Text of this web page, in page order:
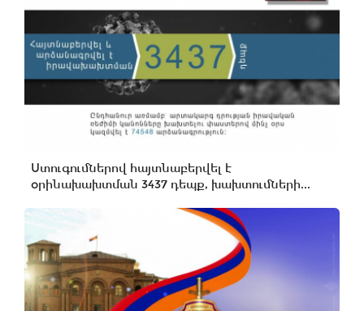
Ստուգումներով հայտնաբերվել է
օրինախախտման 3437 դեպք, խախտումների...